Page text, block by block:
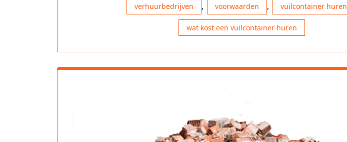
verhuurbedrijven , voorwaarden , vuilcontainer huren
wat kost een vuilcontainer huren